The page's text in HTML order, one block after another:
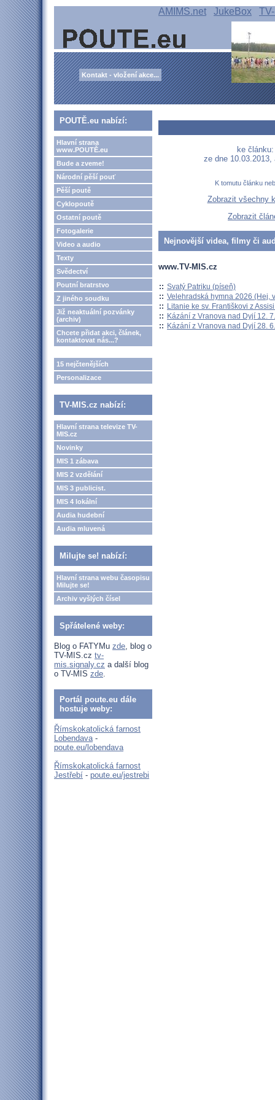
AMIMS.net JukeBox
Kontakt - vložení akce...
POUTĚ.eu nabízí:
Hlavní strana
www.POUTĚ.eu
Bude a zveme!
Národní pěší pouť
Pěší poutě
Cyklopoutě
Ostatní poutě
Fotogalerie
Video a audio
Texty
Svědectví
Poutní bratrstvo
Z jiného soudku
Již neaktuální pozvánky
(archiv)
Chcete přidat akci, článek,
kontaktovat nás...?
15 nejčtenějších
Personalizace
TV-MIS.cz nabízí:
Hlavní strana televize TV-
MIS.cz
Novinky
MIS 1 zábava
MIS 2 vzdělání
MIS 3 publicist.
MIS 4 lokální
Audia hudební
Audia mluvená
Milujte se! nabízí:
Hlavní strana webu časopisu
Milujte se!
Archiv vyšlých čísel
Spřátelené weby:
Blog o FATYMu zde, blog o
TV-MIS.cz tv-
mis.signaly.cz a další blog
o TV-MIS zde.
Portál poute.eu dále
hostuje weby:
Římskokatolická farnost
Lobendava-
poute.eu/lobendava
Římskokatolická farnost
Jestřebí - poute.eu/jestrebi
ke
ze dne
K tomutu článku
Zobrazit všechny
Zobrazit
Nejnovější videa, filmy či
www.TV-MIS.cz
:: Svatý Patriku (píseň)
:: Velehradská hymna 2026 (Hej,
:: Litanie ke sv. Františkovi z
:: Kázání z Vranova nad Dyjí 12.
:: Kázání z Vranova nad Dyjí 28.